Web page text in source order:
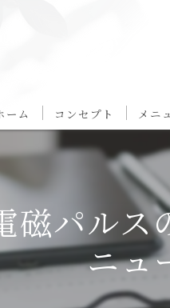
ーム コンセプト メニ
磁パル
ニュ